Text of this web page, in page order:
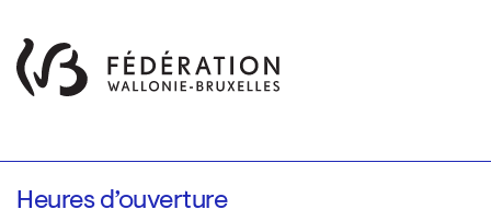
Heures d’ouverture